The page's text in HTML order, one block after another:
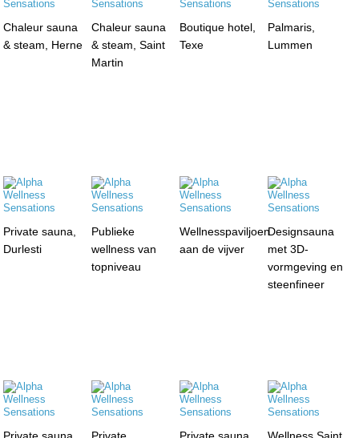
Chaleur sauna
& steam, Herne
Chaleur sauna
& steam, Saint
Martin
Boutique hotel,
Texe
Palmaris,
Lummen
Private sauna,
Durlesti
Publieke
wellness van
topniveau
Wellnesspaviljoen
aan de vijver
Designsauna
met 3D-
vormgeving en
steenfineer
Private sauna, Private Private sauna, Wellness Saint